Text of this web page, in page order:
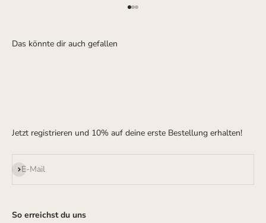
Jetzt registrieren und 10% auf deine erste Bestellung erhalten!
E-Mail
Abonnieren
So erreichst du uns